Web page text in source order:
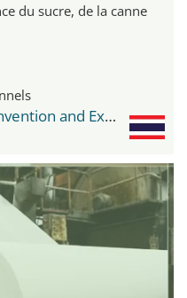
du sucre, de la canne
Khonkaen International Convention and Exhibition Center KICE